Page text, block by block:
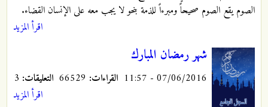
الصوم يقع الصوم صحيحاً ومبرءاً للذمة بنحو لا يجب معه على الإنسان القضاء.
اقرأ المزيد
شهر رمضان المبارك
07/06/2016 - 11:57 القراءات: التعليقات:
اقرأ المزيد